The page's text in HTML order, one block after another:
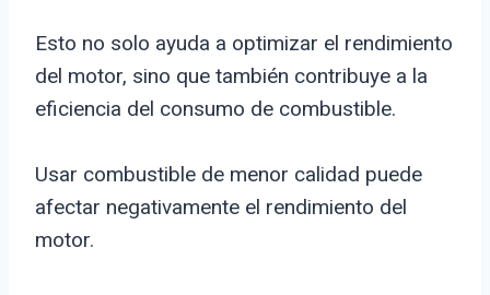
Esto no solo ayuda a optimizar el rendimiento
del motor, sino que también contribuye a la
eficiencia del consumo de combustible.
Usar combustible de menor calidad puede
afectar negativamente el rendimiento del
motor.